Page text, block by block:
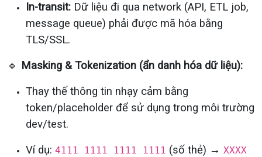
In-transit: Dữ liệu đi qua network (API, ETL job,
message queue) phải được mã hóa bằng
TLS/SSL.
🔹
Masking & Tokenization (ẩn danh hóa dữ liệu):
Thay thế thông tin nhạy cảm bằng
token/placeholder để sử dụng trong môi trường
dev/test.
Ví dụ: 4111 1111 1111 1111 (số thẻ) → XXXX